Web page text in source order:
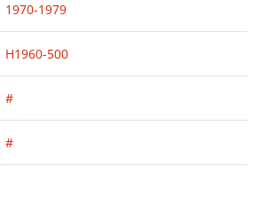
1970-1979
H1960-500
#
#